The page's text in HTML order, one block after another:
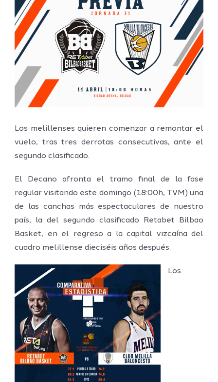
más
grande
Los melillenses quieren comenzar a remontar el
vuelo, tras tres derrotas consecutivas, ante el
segundo clasificado.
El Decano afronta el tramo final de la fase
regular visitando este domingo (18:00h, TVM) una
de las canchas más espectaculares de nuestro
país, la del segundo clasificado Retabet Bilbao
Basket, en el regreso a la capital vizcaína del
cuadro melillense dieciséis años después.
Los